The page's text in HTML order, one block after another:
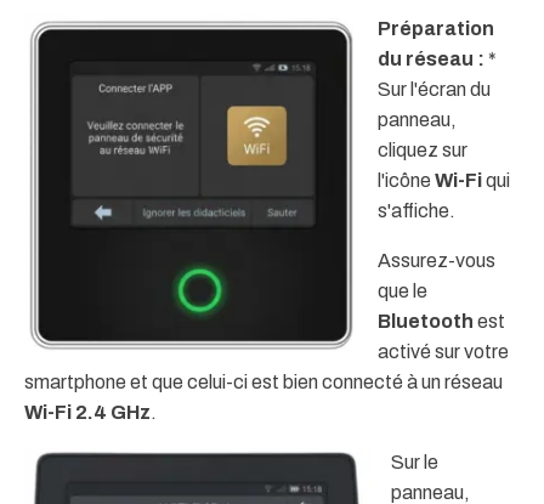
Préparation
du réseau : *
Sur l'écran du
panneau,
cliquez sur
l'icône Wi-Fiqui
s'affiche.
Assurez-vous
que le
Bluetooth est
activé sur votre
smartphone et que celui-ci est bien connecté à un réseau
Wi-Fi 2.4 GHz.
Sur le
panneau,